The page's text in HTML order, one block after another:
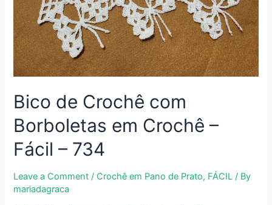
Bico de Crochê com
Borboletas em Crochê –
Fácil – 734
Leave a Comment / Crochê em Pano de Prato, FÁCIL / By
mariadagraca